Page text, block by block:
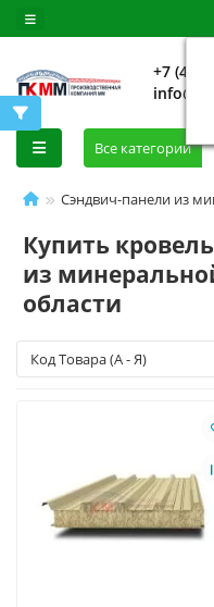
+7
Все категории
Сэндвич-панели из
Купить
из
области